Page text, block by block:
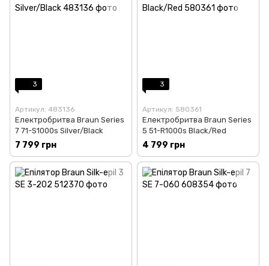
3
Артикул: 483136
Електробритва Braun Series
7 71-S1000s Silver/Black
7 799 грн
3
Артикул: 580361
Електробритва Braun Series
5 51-R1000s Black/Red
4 799 грн